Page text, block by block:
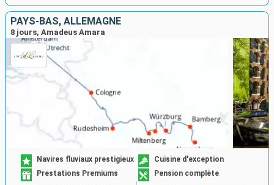
PAYS-BAS, ALLEMAGNE
8 jours, Amadeus Amara
Navires fluviaux prestigieux
Cuisine d'exception
Prestations Premiums
Pension complète